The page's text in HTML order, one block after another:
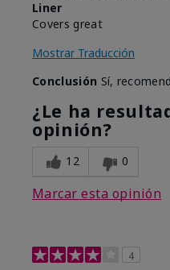
Liner
Covers great
Mostrar Traducción
Conclusión Sí,
¿Le ha
opinión?
12 0
Marcar esta opinión
4